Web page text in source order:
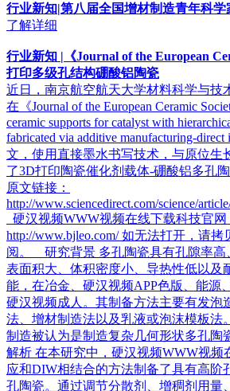
行业新知|第八届全国增材制造青年科
了解详细
行业新知 |《Journal of the European
打印多级孔结构硼酸铝陶瓷
近日，南京航空航天大学材料科学与
在《Journal of the European Ceramic
ceramic supports for catalyst with
fabricated via additive manufacturing-
文，使用直接墨水书写技术，与原位生
了3D打印陶瓷催化剂载体-硼酸铝多孔陶瓷
原文链接：
http://www.sciencedirect.com/science/
硬汉视频WWW视频在线下载科技官网
http://www.bjleo.com/ 如无法打开，请
阅。 研究背景 多孔陶瓷具有孔隙率高
表面积大、体积密度小、导热性低以
能，在冶金、硬汉视频APP色版、能源
硬汉视频成人。其制备方法主要有发泡造
法、增材制造法以及乳液或泡沫模板法
制造被认为是制造复杂几何形状多孔陶瓷
解析 在本研究中，硬汉视频WWW视
应和DIW相结合的方法制备了具有高阶
孔陶瓷。通过调节分散剂、增稠剂用量